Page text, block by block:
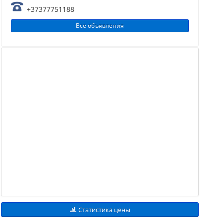
+37377751188
Все объявления
Статистика цены